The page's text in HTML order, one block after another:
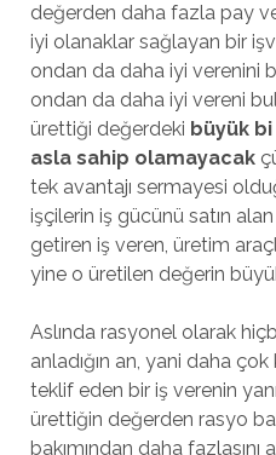
değerden daha fazla pay
iyi olanaklar sağlayan bir
ondan da daha iyi verenini
ondan da daha iyi vereni
ürettiği değerdeki büyük
asla sahip olamayacak
tek avantajı sermayesi
işçilerin iş gücünü satın
getiren iş veren, üretim
yine o üretilen değerin
Aslında rasyonel olarak
anladığın an, yani daha
teklif eden bir iş verenin
ürettiğin değerden rasyo
bakımından daha fazlasını